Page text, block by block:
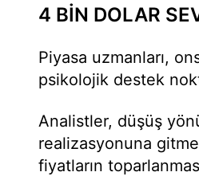
4 BİN DOLAR
Piyasa uzmanları,
psikolojik destek
Analistler, düşüş
realizasyonuna
fiyatların